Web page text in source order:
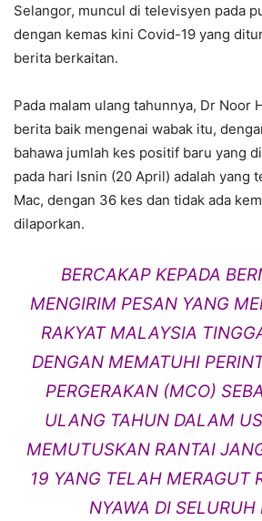
Selangor, muncul di televisyen pada
dengan kemas kini Covid-19 yang
berita berkaitan.
Pada malam ulang tahunnya, Dr Noor
berita baik mengenai wabak itu,
bahawa jumlah kes positif baru yang
pada hari Isnin (20 April) adalah yang
Mac, dengan 36 kes dan tidak ada
dilaporkan.
BERCAKAP KEPADA
MENGIRIM PESAN YANG
RAKYAT MALAYSIA
DENGAN MEMATUHI
PERGERAKAN (MCO)
ULANG TAHUN DALAM
MEMUTUSKAN RANTAI
19 YANG TELAH MERAGUT
NYAWA DI SELURUH